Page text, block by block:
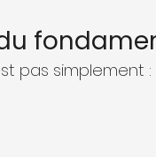
pas simplement :